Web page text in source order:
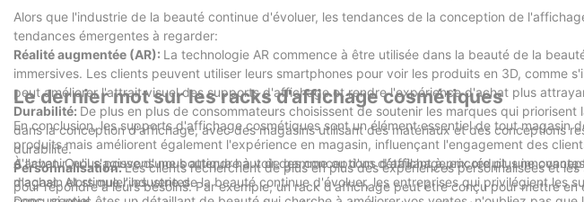
Alors que l'industrie de la beauté continue d'évoluer, les tendances de la conception de
tendances émergentes à regarder:
Réalité augmentée (AR): La technologie AR commence à être utilisée dans la beauté de la
immersives. Les clients peuvent utiliser leurs smartphones pour voir les produits en 3D, comme
peut améliorer l'attrait visuel des supports d'affichage et rendre l'expérience d'achat plus
Durabilité: De plus en plus de consommateurs choisissent de soutenir les marques qui
dans la conception d'affichage, avec des magasins utilisant des matériaux et des conceptions
durabilité.
Personnalisation:Les clients recherchent de plus en plus des expériences personnalisées et
pour répondre à leurs besoins. Par exemple, un rack d'affichage peut être conçu pour mettre
Le dernier mot sur les racks d'affichage cosmétiques
En conclusion, les supports d'affichage cosmétiques sont un élément essentiel de tout magasin
produits mais améliorent également l'expérience en magasin, influençant l'engagement des
d'achat. Qu'il s'agisse d'une boutique haut de gamme ou d'un détaillant à prix réduit, une
magasin et stimuler les ventes.
À l'avenir, nous pouvons nous attendre à voir des conceptions d'affichage encore plus
d'achat. Alors que l'industrie de la beauté continue d'évoluer, les entreprises qui privilégient les